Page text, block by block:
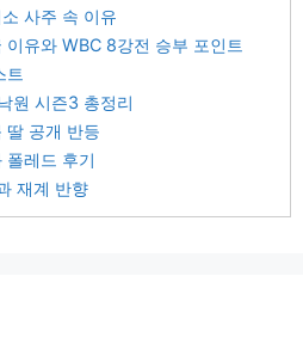
사주 속 이유
이유와 WBC 8강전 승부 포인트
트
원 시즌3 총정리
딸 공개 반등
폴레드 후기
재계 반향